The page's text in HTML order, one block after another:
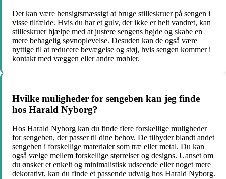
Det kan være hensigtsmæssigt at bruge stilleskruer på sengen i
visse tilfælde. Hvis du har et gulv, der ikke er helt vandret, kan
stilleskruer hjælpe med at justere sengens højde og skabe en
mere behagelig søvnoplevelse. Desuden kan de også være
nyttige til at reducere bevægelse og støj, hvis sengen kommer i
kontakt med væggen eller andre møbler.
Hvilke muligheder for sengeben kan jeg finde
hos Harald Nyborg?
Hos Harald Nyborg kan du finde flere forskellige muligheder
for sengeben, der passer til dine behov. De tilbyder blandt andet
sengeben i forskellige materialer som træ eller metal. Du kan
også vælge mellem forskellige størrelser og designs. Uanset om
du ønsker et enkelt og minimalistisk udseende eller noget mere
dekorativt, kan du finde et passende udvalg hos Harald Nyborg.